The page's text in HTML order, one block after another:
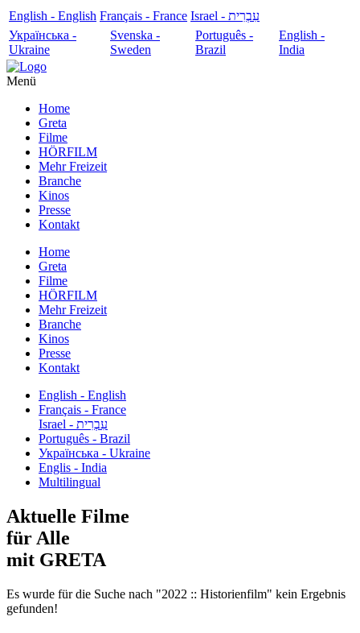
English - English Français - France
עִבְרִית - Israel
Українська -
Ukraine
Svenska -
Sweden
Português -
Brazil
English -
India
Menü
Home
Greta
Filme
HÖRFILM
Mehr Freizeit
Branche
Kinos
Presse
Kontakt
Home
Greta
Filme
HÖRFILM
Mehr Freizeit
Branche
Kinos
Presse
Kontakt
English - English
Français - France
עִבְרִית - Israel
Português - Brazil
Українська - Ukraine
Englis - India
Multilingual
Aktuelle Filme
für Alle
mit GRETA
Es wurde für die Suche nach "2022 :: Historienfilm" kein Ergebnis
gefunden!